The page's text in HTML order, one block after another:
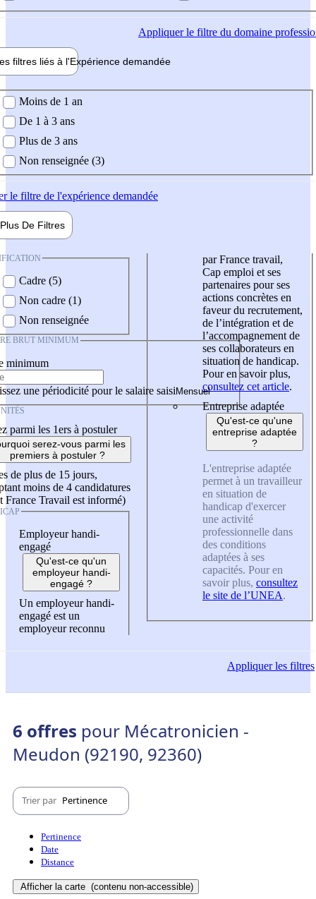
Appliquerle filtre du domaine
filtres liés à l'Expérience demandée
demandée
Moins de 1 an
De 1 à 3 ans
Plus de 3 ans
Non renseignée (3)
le filtre de l'expérience demandée
Plus De Filtres
Cadre (5)
Non cadre (1)
Non renseignée
BRUT MINIMUM
minimum
une périodicité pour le salaire saisi
parmi les 1ers à postuler
serez-vous parmi les
premiers à postuler ?
de plus de 15 jours,
moins de 4 candidatures
France Travail est informé)
Employeur handi-
engagé
Qu'est-ce qu'un
employeur handi-
engagé ?
Un employeur handi-
engagé est un
employeur reconnu
par France travail,
Cap emploi et ses
partenaires pour ses
actions concrètes en
faveur du recrutement,
de l’intégration et de
l’accompagnement de
ses collaborateurs en
situation de handicap.
Pour en savoir plus,
consultez cet article.
Entreprise adaptée
Qu'est-ce qu'une
entreprise adaptée
?
L'entreprise adaptée
permet à un travailleur
en situation de
handicap d'exercer
une activité
professionnelle dans
des conditions
adaptées à ses
capacités. Pour en
savoir plus, consultez
le site de l’UNEA.
Appliquerles filtres
6 offres pour Mécatronicien -
Meudon (92190, 92360)
Trier par Pertinence
Pertinence
Date
Distance
Afficher la carte (contenu non-accessible)